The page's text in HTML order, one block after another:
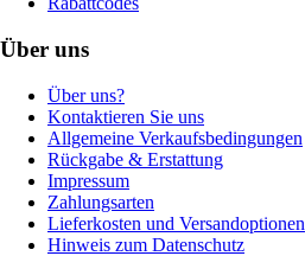
Über uns
Über uns?
Kontaktieren Sie uns
Allgemeine Verkaufsbedingungen
Rückgabe & Erstattung
Impressum
Zahlungsarten
Lieferkosten und Versandoptionen
Hinweis zum Datenschutz